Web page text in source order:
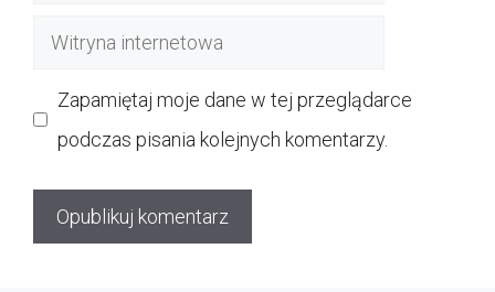
Witryna
Zapamiętaj moje dane w tej przeglądarce
podczas pisania kolejnych komentarzy.